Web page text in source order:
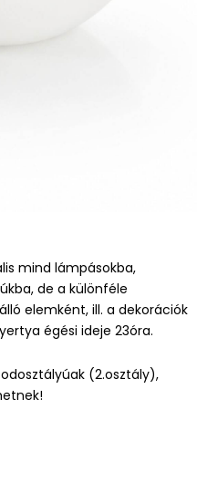
mind lámpásokba,
de a különféle
elemként, ill. a dekorációk
égési ideje 23óra.
(2.osztály),